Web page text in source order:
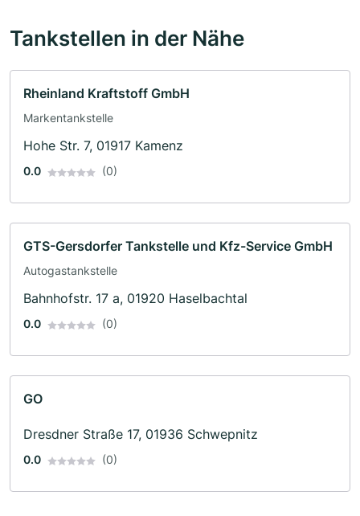
Tankstellen in der Nähe
Rheinland Kraftstoff GmbH
Markentankstelle
Hohe Str. 7, 01917 Kamenz
0.0 (0)
GTS-Gersdorfer Tankstelle und Kfz-Service GmbH
Autogastankstelle
Bahnhofstr. 17 a, 01920 Haselbachtal
0.0 (0)
GO
Dresdner Straße 17, 01936 Schwepnitz
0.0 (0)